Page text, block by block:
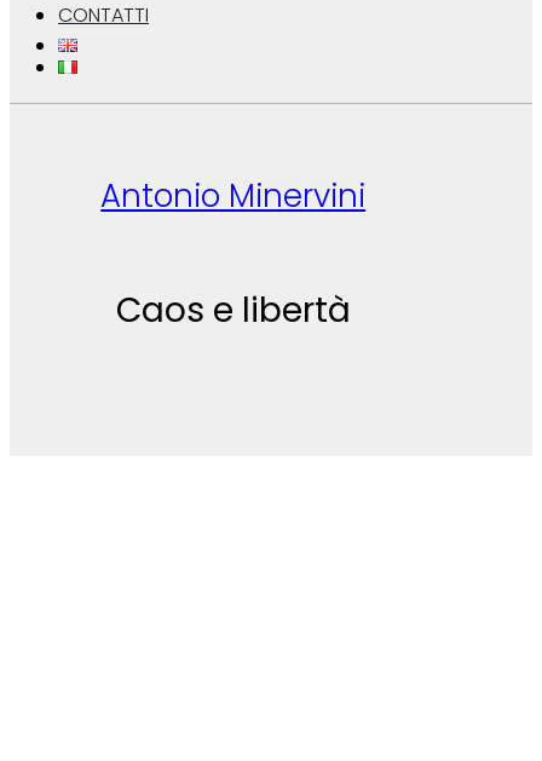
CONTATTI
Antonio Minervini
Caos e libertà